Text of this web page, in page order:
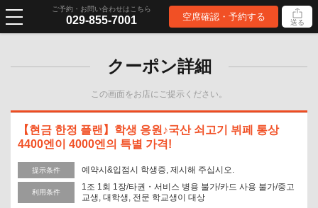
ご予約・お問い合わせはこちら
029-855-7001 空席確認・予約する 送る
クーポン詳細
この画面をお店にご提示ください。
【현금 한정 플랜】학생 응원♪국산 쇠고기 뷔페 통상
4400엔이 4000엔의 특별 가격!
提示条件 예약시&입점시 학생증, 제시해 주십시오.
利用条件
1조 1회 1장/타권・서비스 병용 불가/카드 사용 불가/중고
교생, 대학생, 전문 학교생이 대상